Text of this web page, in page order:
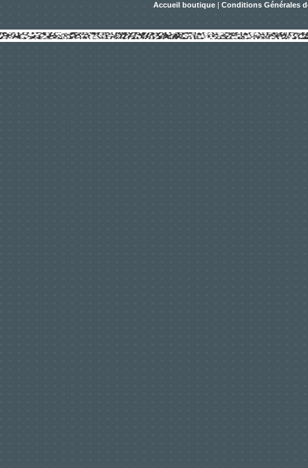
Accueil boutique | Conditions Générales